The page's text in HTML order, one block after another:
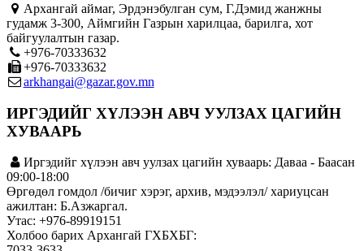
Архангай аймаг, Эрдэнэбулган сум, Г.Дэмид жанжны
гудамж 3-300, Аймгийн Газрын харилцаа, барилга, хот
байгуулалтын газар.
+976-70333632
+976-70333632
arkhangai@gazar.gov.mn
ИРГЭДИЙГ ХҮЛЭЭН АВЧ УУЛЗАХ ЦАГИЙН
ХУВААРЬ
Иргэдийг хүлээн авч уулзах цагийн хуваарь: Даваа - Баасан
09:00-18:00
Өргөдөл гомдол /бичиг хэрэг, архив, мэдээлэл/ хариуцсан
ажилтан: Б.Азжаргал.
Утас: +976-89919151
Холбоо барих Архангай ГХБХБГ: